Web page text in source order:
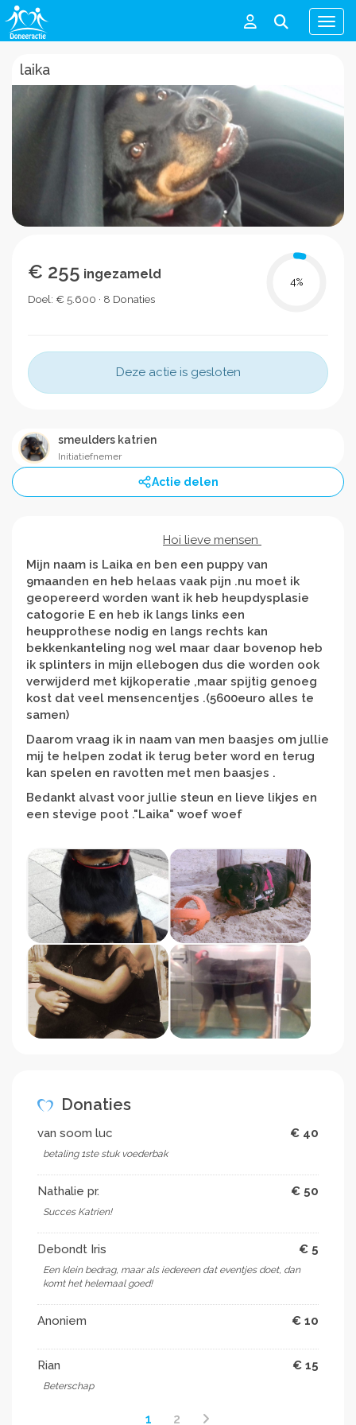
Menu
laika
€ 255 ingezameld
Doel: € 5.600 · 8 Donaties
4%
Deze actie is gesloten
smeulders katrien
Initiatiefnemer
Actie delen
Hoi lieve mensen
Mijn naam is Laika en ben een puppy van
9maanden en heb helaas vaak pijn .nu moet ik
geopereerd worden want ik heb heupdysplasie
catogorie E en heb ik langs links een
heupprothese nodig en langs rechts kan
bekkenkanteling nog wel maar daar bovenop heb
ik splinters in mijn ellebogen dus die worden ook
verwijderd met kijkoperatie ,maar spijtig genoeg
kost dat veel mensencentjes .(5600euro alles te
samen)
Daarom vraag ik in naam van men baasjes om jullie
mij te helpen zodat ik terug beter word en terug
kan spelen en ravotten met men baasjes .
Bedankt alvast voor jullie steun en lieve likjes en
een stevige poot ."Laika" woef woef
Donaties
van soom luc € 40
betaling 1ste stuk voederbak
Nathalie pr. € 50
Succes Katrien!
Debondt Iris € 5
Een klein bedrag, maar als iedereen dat eventjes doet, dan
komt het helemaal goed!
Anoniem € 10
Rian € 15
Beterschap
1 2